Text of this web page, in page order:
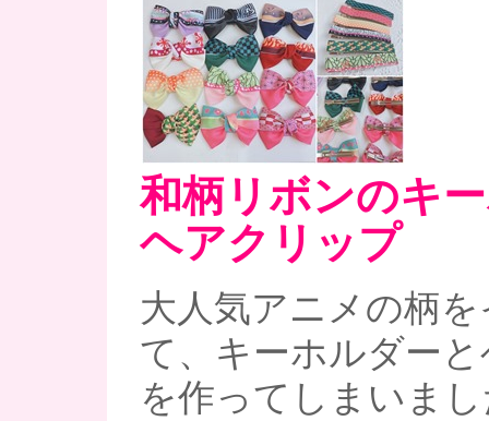
和柄リボンのキ
ヘアクリップ
大人気アニメの柄
て、キーホルダー
を作ってしまいま